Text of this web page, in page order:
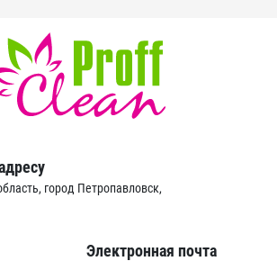
город Петропавловск,
Электронная почта